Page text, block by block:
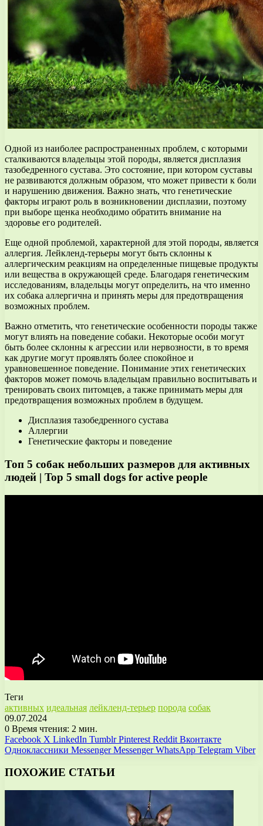
Одной из наиболее распространенных проблем, с которыми
сталкиваются владельцы этой породы, является дисплазия
тазобедренного сустава. Это состояние, при котором суставы
не развиваются должным образом, что может привести к боли
и нарушению движения. Важно знать, что генетические
факторы играют роль в возникновении дисплазии, поэтому
при выборе щенка необходимо обратить внимание на
здоровье его родителей.
Еще одной проблемой, характерной для этой породы, является
аллергия. Лейкленд-терьеры могут быть склонны к
аллергическим реакциям на определенные пищевые продукты
или вещества в окружающей среде. Благодаря генетическим
исследованиям, владельцы могут определить, на что именно
их собака аллергична и принять меры для предотвращения
возможных проблем.
Важно отметить, что генетические особенности породы также
могут влиять на поведение собаки. Некоторые особи могут
быть более склонны к агрессии или нервозности, в то время
как другие могут проявлять более спокойное и
уравновешенное поведение. Понимание этих генетических
факторов может помочь владельцам правильно воспитывать и
тренировать своих питомцев, а также принимать меры для
предотвращения возможных проблем в будущем.
Дисплазия тазобедренного сустава
Аллергии
Генетические факторы и поведение
Топ 5 собак небольших размеров для активных
людей | Top 5 small dogs for active people
Теги
активных идеальная лейкленд-терьер порода собак
09.07.2024
0 Время чтения: 2 мин.
Facebook X LinkedIn Tumblr Pinterest Reddit Вконтакте
Одноклассники Messenger Messenger WhatsApp Telegram Viber
ПОХОЖИЕ СТАТЬИ